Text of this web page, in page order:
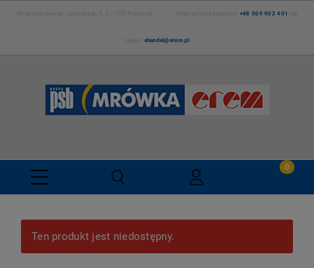
Sklep stacjonarny: Jasińskiego 9, 37-700 Przemyśl Masz pytania zadzwoń: +48 509 902 401
ehandel@erem.pl
Ten produkt jest niedostępny.